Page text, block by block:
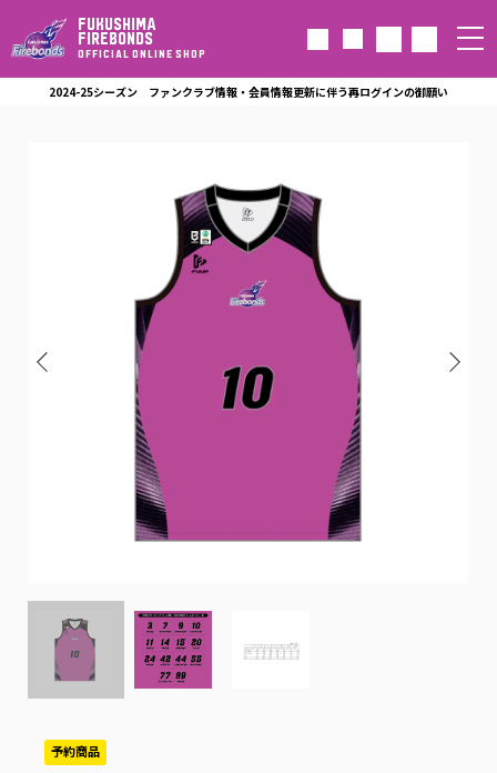
FUKUSHIMA
FIREBONDS
OFFICIAL ONLINE SHOP
2024-25シーズン ファンクラブ情報・会員情報更新に伴う再ログインの御願い
本人認証サービス「3Dセキュア2.0」導入のお知らせ